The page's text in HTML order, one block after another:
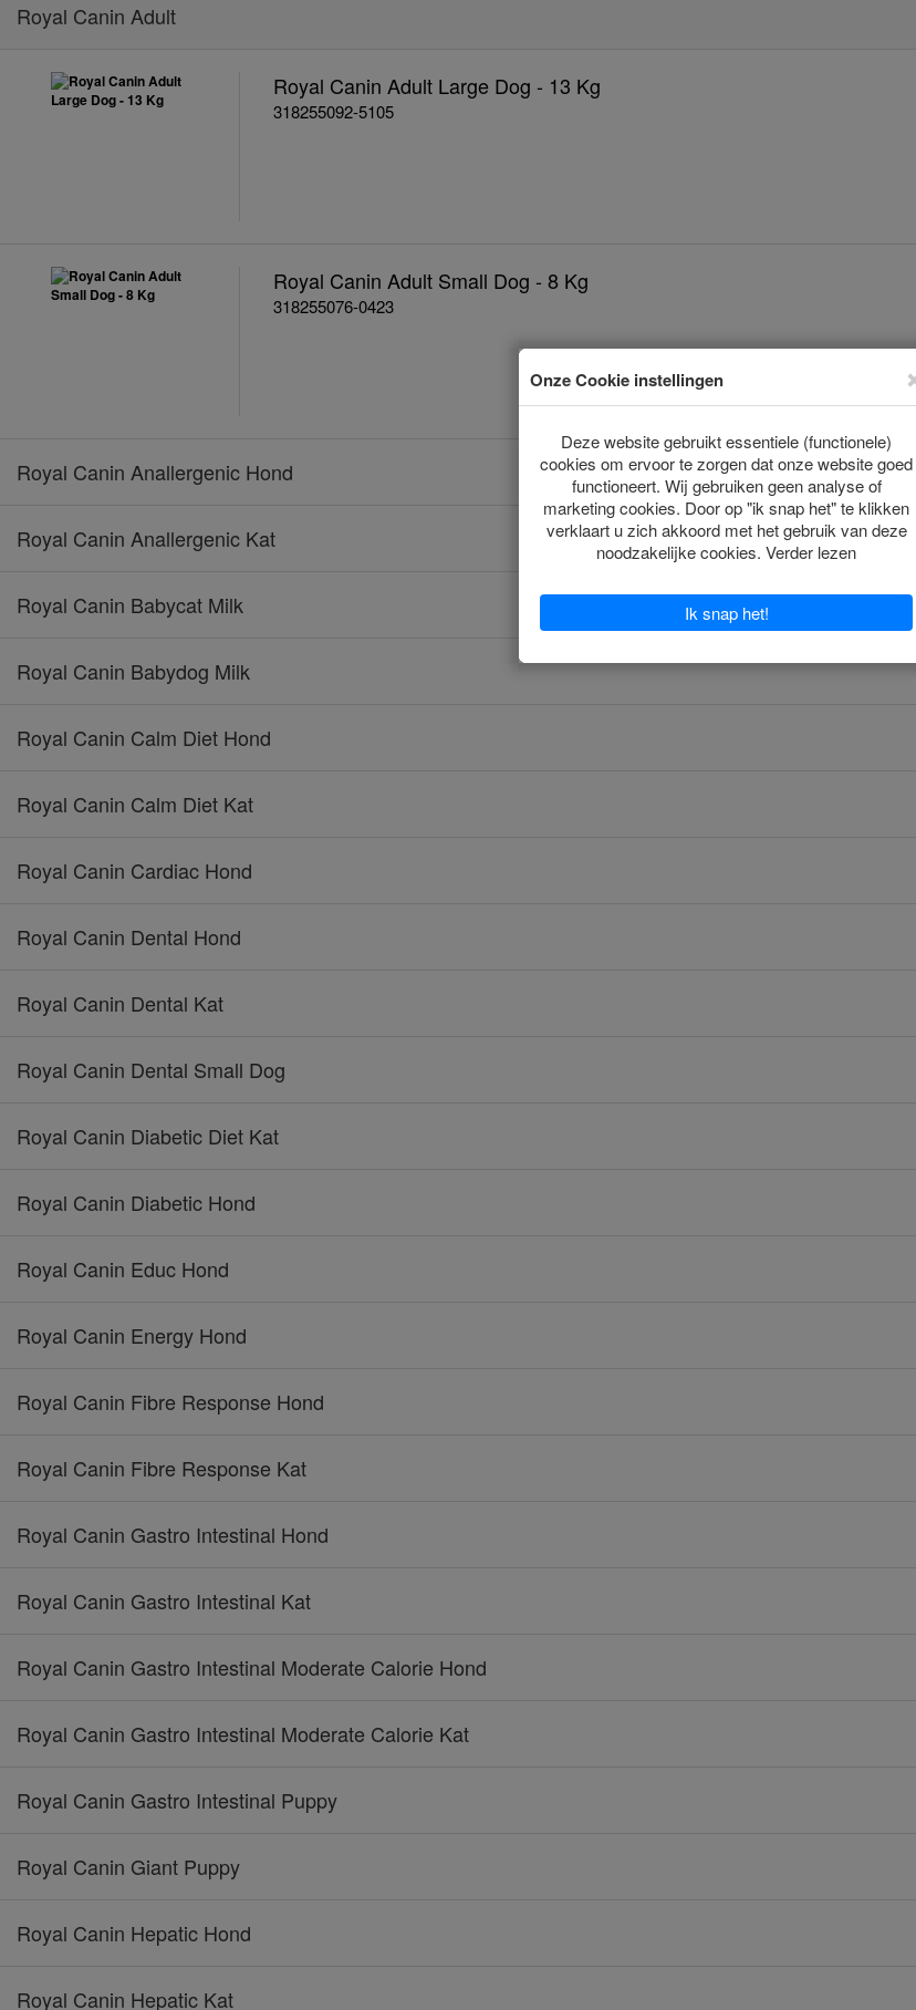
Royal Canin Adult
Royal Canin Adult Large Dog - 13 Kg
318255092-5105
Royal Canin Adult Small Dog - 8 Kg
318255076-0423
Royal Canin Anallergenic Hond
Royal Canin Anallergenic Kat
Royal Canin Babycat Milk
Royal Canin Babydog Milk
Royal Canin Calm Diet Hond
Royal Canin Calm Diet Kat
Royal Canin Cardiac Hond
Royal Canin Dental Hond
Royal Canin Dental Kat
Royal Canin Dental Small Dog
Royal Canin Diabetic Diet Kat
Royal Canin Diabetic Hond
Royal Canin Educ Hond
Royal Canin Energy Hond
Royal Canin Fibre Response Hond
Royal Canin Fibre Response Kat
Royal Canin Gastro Intestinal Hond
Royal Canin Gastro Intestinal Kat
Royal Canin Gastro Intestinal Moderate Calorie Hond
Royal Canin Gastro Intestinal Moderate Calorie Kat
Royal Canin Gastro Intestinal Puppy
Royal Canin Giant Puppy
Royal Canin Hepatic Hond
Royal Canin Hepatic Kat